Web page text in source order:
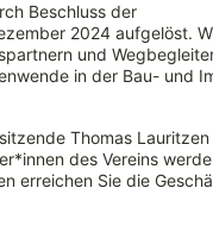
Beschluss der
2024 aufgelöst.
und
in der Bau- und
Thomas Lauritzen
des Vereins
erreichen Sie die